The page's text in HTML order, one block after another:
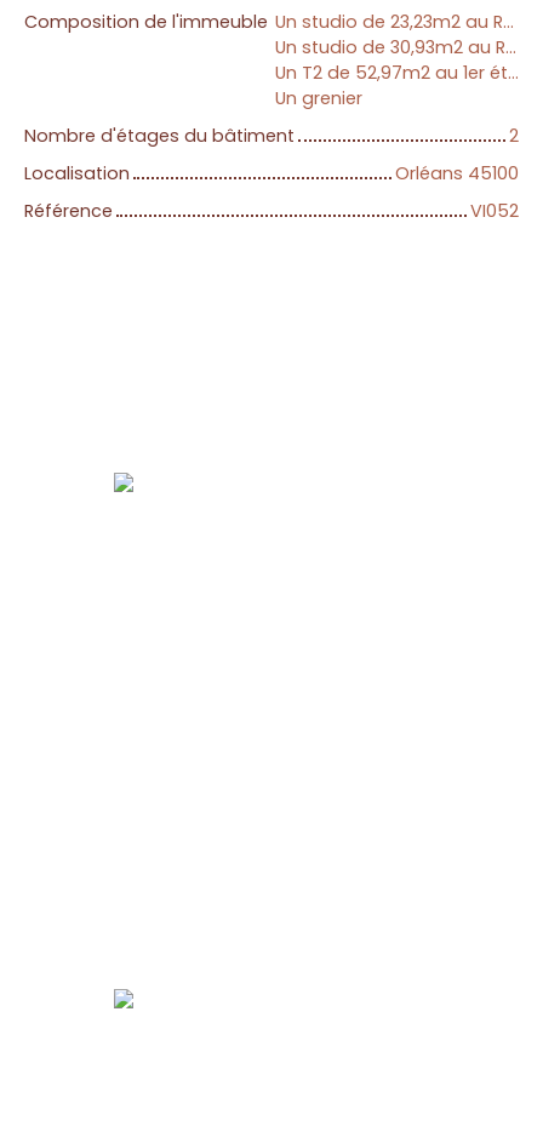
Composition de l'immeuble
Un studio de 23,23m2 au RDC 468€/mois
Un studio de 30,93m2 au RDC 533€/mois
Un T2 de 52,97m2 au 1er étage
Un grenier
Nombre d'étages du bâtiment
2
Localisation
Orléans 45100
Référence
VI052